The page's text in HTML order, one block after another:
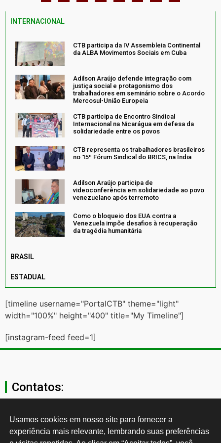
INTERNACIONAL
CTB participa da IV Assembleia Continental
da ALBA Movimentos Sociais em Cuba
Adilson Araújo defende integração com
justiça social e protagonismo dos
trabalhadores em seminário sobre o Acordo
Mercosul-União Europeia
CTB participa de Encontro Sindical
Internacional na Nicarágua em defesa da
solidariedade entre os povos
CTB representa os trabalhadores brasileiros
no 15º Fórum Sindical do BRICS, na Índia
Adilson Araújo participa de
videoconferência em solidariedade ao povo
venezuelano após terremoto
Como o bloqueio dos EUA contra a
Venezuela impõe desafios à recuperação
da tragédia humanitária
BRASIL
ESTADUAL
[timeline username="PortalCTB" theme="light"
width="100%" height="400" title="My Timeline"]
[instagram-feed feed=1]
Contatos:
secgeral@ctb.org.br
11 3874-0040
Usamos cookies em nosso site para fornecer a
experiência mais relevante, lembrando suas preferências